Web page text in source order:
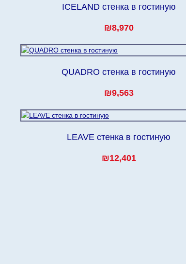
ICELAND стенка в гостиную
₪8,970
QUADRO стенка в гостиную
₪9,563
LEAVE стенка в гостиную
₪12,401